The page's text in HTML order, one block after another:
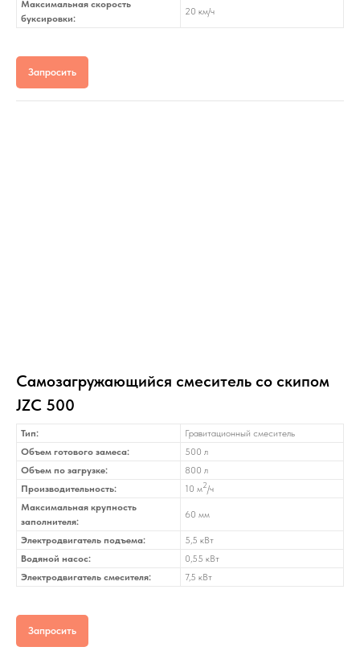
Максимальная скорость
буксировки:
20 км/ч
Запросить
Самозагружающийся смеситель со скипом
JZC 500
Тип:
Гравитационный смеситель
Объем готового замеса:
500 л
Объем по загрузке:
800 л
Производительность:
10 м2/ч
Максимальная крупность
заполнителя:
60 мм
Электродвигатель подъема:
5,5 кВт
Водяной насос:
0,55 кВт
Электродвигатель смесителя:
7,5 кВт
Запросить